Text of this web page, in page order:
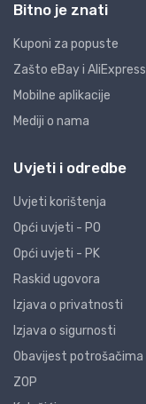
Bitno je znati
Kuponi za popuste
Zašto eBay i
Mobilne aplikacije
Mediji o nama
Uvjeti i odredbe
Uvjeti korištenja
Opći uvjeti - PO
Opći uvjeti - PK
Raskid ugovora
Izjava o privatnosti
Izjava o sigurnosti
Obavijest potrošačima
ZOP